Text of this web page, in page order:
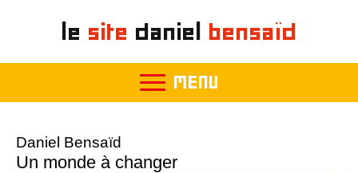
le site daniel bensaïd
MENU
Daniel Bensaïd
Un monde à changer